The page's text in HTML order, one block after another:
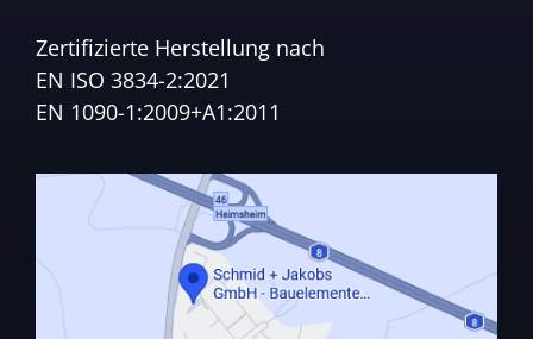
Zertifizierte Herstellung nach
EN ISO 3834-2:2021
EN 1090-1:2009+A1:2011